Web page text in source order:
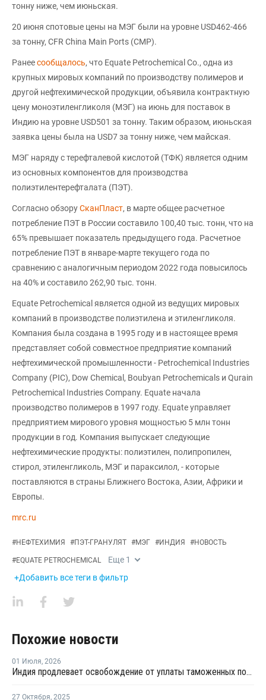
тонну ниже, чем июньская.
20 июня спотовые цены на МЭГ были на уровне USD462-466
за тонну, CFR China Main Ports (CMP).
Ранеесообщалось, что Equate Petrochemical Co., одна из
крупных мировых компаний по производству полимеров и
другой нефтехимической продукции, объявила контрактную
цену моноэтиленгликоля (МЭГ) на июнь для поставок в
Индию на уровне USD501 за тонну. Таким образом, июньская
заявка цены была на USD7 за тонну ниже, чем майская.
МЭГ наряду с терефталевой кислотой (ТФК) является одним
из основных компонентов для производства
полиэтилентерефталата (ПЭТ).
Согласно обзоруСканПласт, в марте общее расчетное
потребление ПЭТ в России составило 100,40 тыс. тонн, что на
65% превышает показатель предыдущего года. Расчетное
потребление ПЭТ в январе-марте текущего года по
сравнению с аналогичным периодом 2022 года повысилось
на 40% и составило 262,90 тыс. тонн.
Equate Petrochemical является одной из ведущих мировых
компаний в производстве полиэтилена и этиленгликоля.
Компания была создана в 1995 году и в настоящее время
представляет собой совместное предприятие компаний
нефтехимической промышленности - Petrochemical Industries
Company (PIC), Dow Chemical, Boubyan Petrochemicals и Qurain
Petrochemical Industries Company. Equate начала
производство полимеров в 1997 году. Equate управляет
предприятием мирового уровня мощностью 5 млн тонн
продукции в год. Компания выпускает следующие
нефтехимические продукты: полиэтилен, полипропилен,
стирол, этиленгликоль, МЭГ и параксилол, - которые
поставляются в страны Ближнего Востока, Азии, Африки и
Европы.
mrc.ru
#НЕФТЕХИМИЯ #ПЭТ-ГРАНУЛЯТ #МЭГ #ИНДИЯ #НОВОСТЬ
#EQUATE PETROCHEMICAL Еще 1
+Добавить все теги в фильтр
Похожие новости
01 Июля, 2026
Индия продлевает освобождение от уплаты таможенных пошлин на импорт нефтехимии на фоне конфликта на Ближнем Востоке
27 Октября, 2025